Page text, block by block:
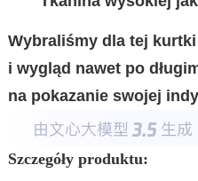
Wybraliśmy dla tej
i wygląd nawet po
na pokazanie swojej
Szczegóły produktu: